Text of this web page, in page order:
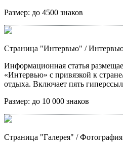
Размер: до 4500 знаков
Страница "Интервью" /
Информационная статья
«Интервью» с привязкой к
отдыха. Включает пять
Размер: до 10 000 знаков
Страница "Галерея" /